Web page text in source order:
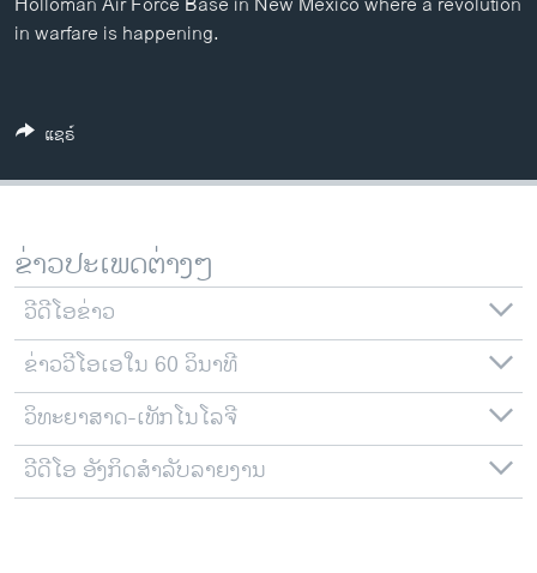
ສຽງ
in warfare is happening.
ແຊຣ໌
ຂ່າວປະເພດຕ່າງໆ
ວີດີໂອຂ່າວ
ຂ່າວວີໂອເອໃນ 60 ວິນາທີ
ວິທະຍາສາດ-ເທັກໂນໂລຈີ
ວີດີໂອ ອັງກິດສຳລັບລາຍງານ